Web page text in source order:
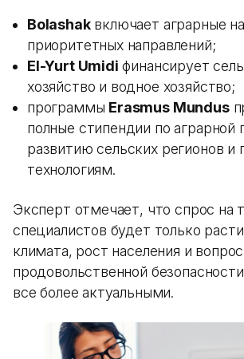
Bolashakвключает аграрные
приоритетных направлений;
El-Yurt Umidi финансирует
хозяйство и водное хозяйство;
программы Erasmus Mundus
полные стипендии по аграрной
развитию сельских регионов
технологиям.
Эксперт отмечает, что спрос на
специалистов будет только
климата, рост населения и
продовольственной
все более актуальными.